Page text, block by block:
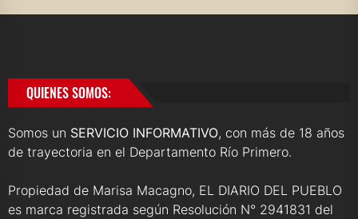
QUIENES SOMOS:
Somos un SERVICIO INFORMATIVO, con más de 18 años
de trayectoria en el Departamento Río Primero.
Propiedad de Marisa Macagno, EL DIARIO DEL PUEBLO
es marca registrada según Resolución N° 2941831 del